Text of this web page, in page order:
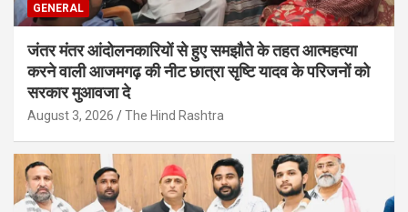
GENERAL
जंतर मंतर आंदोलनकारियों से हुए समझौते के तहत आत्महत्या
करने वाली आजमगढ़ की नीट छात्रा सृष्टि यादव के परिजनों को
सरकार मुआवजा दे
August 3, 2026 The Hind Rashtra